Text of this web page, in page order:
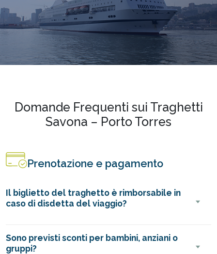
Domande Frequenti sui Traghetti
Savona – Porto Torres
Prenotazione e pagamento
Il biglietto del traghetto è rimborsabile in
caso di disdetta del viaggio?
Sono previsti sconti per bambini, anziani o
gruppi?